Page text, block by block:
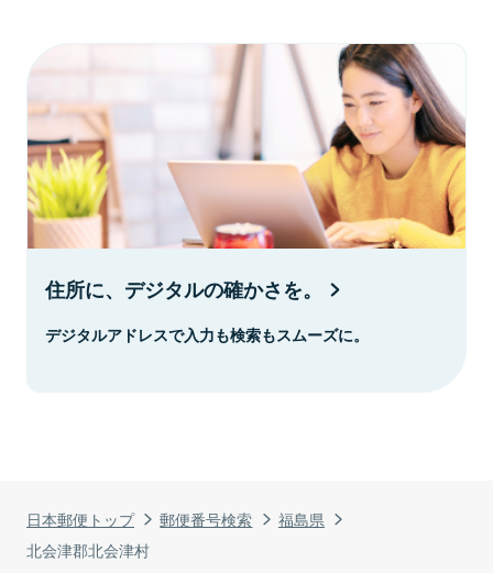
日本郵便トップ 郵便番号検索
福島県
北会津郡北会津村
住所に、デジタルの確かさを。
デジタルアドレスで入力も検索もスムーズに。